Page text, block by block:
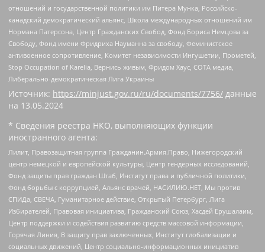
отношений и государственной политики им Питера Мунка, Российско-
канадский демократический альянс, Школа международных отношений им
Нормана Патерсона, Центр Гражданских Свобод, Фонд Бориса Немцова за
Свободу, Фонд имени Фридриха Науманна за свободу, Феминистское
антивоенное сопротивление, Комитет независимости Ингушетии, Прометей,
Stop Occupation of Karelia, Вернись живым, Фридом Хаус, СОТА медиа,
Либерально-демократическая Лига Украины
Источник: https://minjust.gov.ru/ru/documents/7756/ данные
на 13.05.2024
* Сведения реестра НКО, выполняющих функции
иностранного агента:
Лилит, Правозащитная группа Гражданин.Армия.Право, Нижегородский
центр немецкой и европейской культуры, Центр гендерных исследований,
Фонд защиты прав граждан Штаб, Институт права и публичной политики,
Фонд борьбы с коррупцией, Альянс врачей, НАСИЛИЮ.НЕТ, Мы против
СПИДа, СВЕЧА, Гуманитарное действие, Открытый Петербург, Лига
Избирателей, Правовая инициатива, Гражданский Союз, Хасдей Ерушалаим,
Центр поддержки и содействия развитию средств массовой информации,
Горячая Линия, В защиту прав заключенных, Институт глобализации и
социальных движений, Центр социально-информационных инициатив